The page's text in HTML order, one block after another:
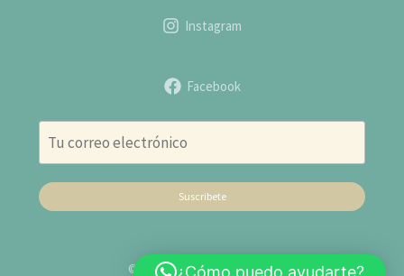
Instagram
Facebook
Suscribete
© 2026 Distribuidora Bolivia
¿Cómo puedo ayudarte?